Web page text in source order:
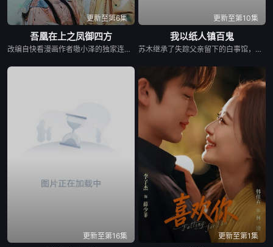
更新至第6集
吾凰在上之凤御四方
改编自快看漫画作者嗷小泽的独家连载漫画《吾凰在上》。 现代少女奚圆（姜贞羽 饰）因意外踏入玄机界，继而卷入虎云国内乱的漩涡，身陷重重危机，而在一次次险象环生中，奚圆的真实身份逐渐浮出水面，她体内的凤凰神力也在机缘巧合下被激发觉醒。肩负整个玄机界安危的奚圆将个人的生死抛之脑后挺身而出，勇敢地向至高的神律挑战，并最终凭借自身的聪慧与坚韧守护了玄机界的苍生。
更新至第10集
我以纸人镇百鬼
苏木继承了失踪父亲留下的白事馆，本想低调扎纸维生，却因一具流血的新娘纸人卷入了一场跨越十年的惊天阴谋。这纸人身上，竟贴着父亲消失前的绝命符箓。为了寻找父亲，苏木手持家传罗盘，独闯古镇鬼婚宴，掌扇招魂神棍。深陷租界纸域大楼，反杀吸血资本家。最终踏入生人勿近的封门村，揭开百人活尸背后的血泪冤案。随着三块罗盘碎片合一，当年的背叛者，父亲的结拜兄弟王叔现身夺宝。王叔布下万怨噬魂阵，欲将苏木炼成杀戮傀儡。生死关头，苏木觉醒苏家至高血脉，融合父亲残魂，引九霄神雷荡平邪祟。你以为苏家扎的是纸，不，扎的是这世间的公道。从此，苏木手持罗盘，行走阴阳，开启了一段热血又诡异的捉鬼传奇。
更新至第16集 更新至第1集